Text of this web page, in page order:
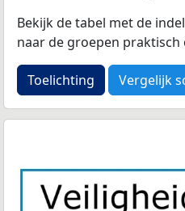
Bekijk de tabel met de
naar de groepen
Toelichting Vergelijk